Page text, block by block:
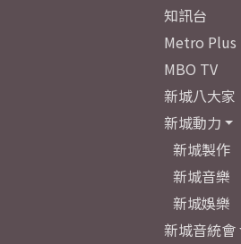
知訊台
Metro Plus
MBO TV
新城八大家
新城動力
新城製作
新城音樂
新城娛樂
新城音統會